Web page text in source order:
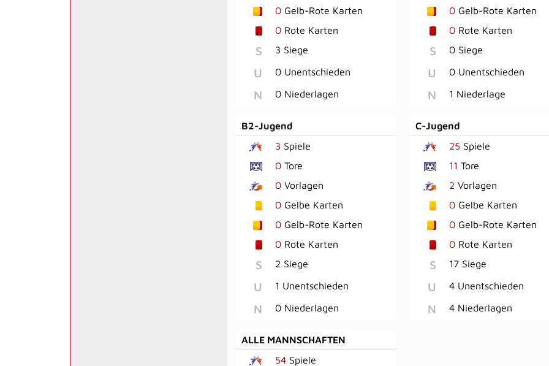
0 Gelb-Rote Karten
0 Rote Karten
S 3 Siege
U 0 Unentschieden
N 0 Niederlagen
0Gelb-Rote Karten
0Rote Karten
S 0 Siege
U 0 Unentschieden
N 1 Niederlage
B2-Jugend
3 Spiele
0 Tore
0 Vorlagen
0 Gelbe Karten
0 Gelb-Rote Karten
0 Rote Karten
S 2 Siege
U 1 Unentschieden
N 0 Niederlagen
C-Jugend
25 Spiele
11 Tore
2 Vorlagen
0Gelbe Karten
0Gelb-Rote Karten
0Rote Karten
S 17 Siege
U 4 Unentschieden
N 4 Niederlagen
ALLE MANNSCHAFTEN
54 Spiele